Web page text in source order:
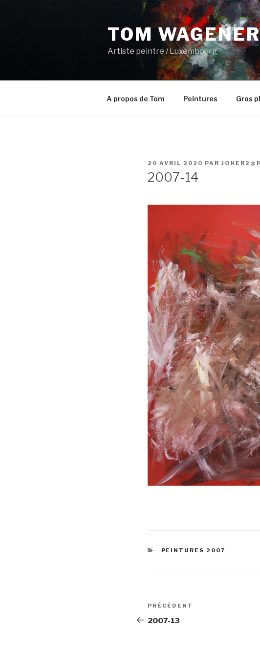
TOM WAGENER
Artiste peintre / Luxembourg
A propos de Tom Peintures Gros
PUBLIÉ
20 AVRIL 2020 PAR
2007-14
CATÉGORIES
PEINTURES 2007
Navigation
de
Article
précédent
PRÉCÉDENT
2007-13